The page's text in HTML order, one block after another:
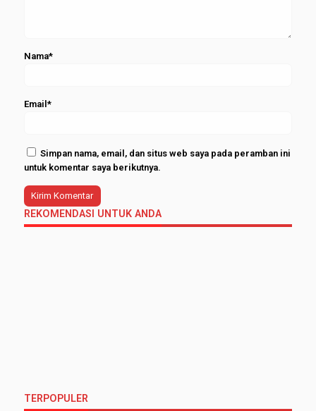
Nama*
Email*
Simpan nama, email, dan situs web saya pada peramban ini
untuk komentar saya berikutnya.
REKOMENDASI UNTUK ANDA
TERPOPULER